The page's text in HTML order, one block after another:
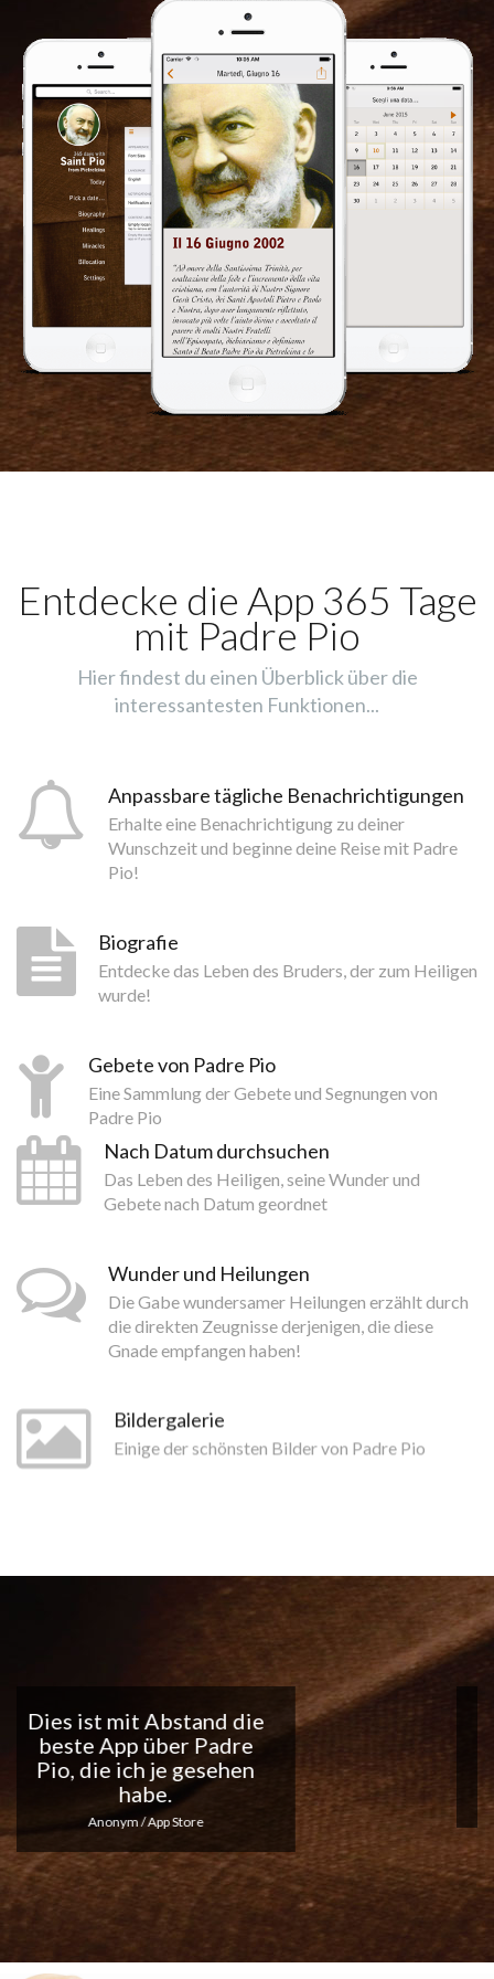
Entdecke die App 365 Tage
mit Padre Pio
Hier findest du einen Überblick über die
interessantesten Funktionen...
Anpassbare tägliche Benachrichtigungen
Erhalte eine Benachrichtigung zu deiner
Wunschzeit und beginne deine Reise mit Padre
Pio!
Biografie
Entdecke das Leben des Bruders, der zum Heiligen
wurde!
Gebete von Padre Pio
Eine Sammlung der Gebete und Segnungen von
Padre Pio
Nach Datum durchsuchen
Das Leben des Heiligen, seine Wunder und
Gebete nach Datum geordnet
Wunder und Heilungen
Die Gabe wundersamer Heilungen erzählt durch
die direkten Zeugnisse derjenigen, die diese
Gnade empfangen haben!
Bildergalerie
Einige der schönsten Bilder von Padre Pio
Tolle App, ich liebe die
täglichen
Benachrichtigungen...
Macht weiter so!